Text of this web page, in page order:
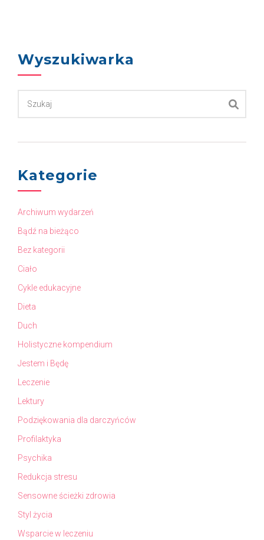
Wyszukiwarka
Kategorie
Archiwum wydarzeń
Bądź na bieżąco
Bez kategorii
Ciało
Cykle edukacyjne
Dieta
Duch
Holistyczne kompendium
Jestem i Będę
Leczenie
Lektury
Podziękowania dla darczyńców
Profilaktyka
Psychika
Redukcja stresu
Sensowne ścieżki zdrowia
Styl życia
Wsparcie w leczeniu